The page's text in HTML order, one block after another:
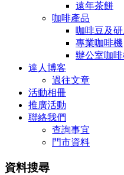
遠年茶餅
咖啡產品
咖啡豆及
專業咖啡機
辦公室咖
達人博客
過往文章
活動相冊
推廣活動
聯絡我們
查詢事宜
門市資料
資料搜尋